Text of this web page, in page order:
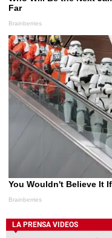
LA PRENSA VIDEOS